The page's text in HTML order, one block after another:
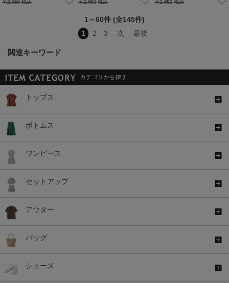
￥2,980税込
￥2,980税込
￥2,980税込
1～60件 (全145件)
1
2 3 次 最後
関連キーワード
トップス
ボトムス
ワンピース
セットアップ
アウター
バッグ
シューズ